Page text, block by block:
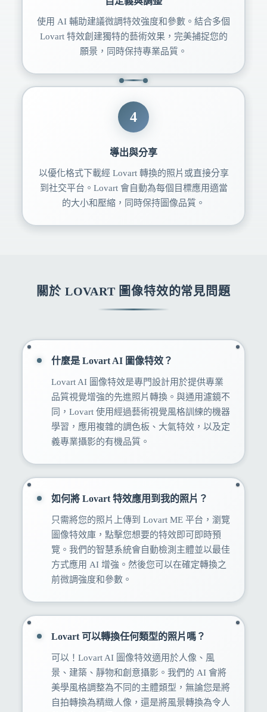
使用 AI 輔助建議微調特效強度和參數。結合多個
Lovart 特效創建獨特的藝術效果，完美捕捉您的
願景，同時保持專業品質。
4
導出與分享
以優化格式下載經 Lovart 轉換的照片或直接分享
到社交平台。Lovart 會自動為每個目標應用適當
的大小和壓縮，同時保持圖像品質。
關於 LOVART 圖像特效的常見問題
什麼是 Lovart AI 圖像特效？
Lovart AI 圖像特效是專門設計用於提供專業
品質視覺增強的先進照片轉換。與通用濾鏡不
同，Lovart 使用經過藝術視覺風格訓練的機器
學習，應用複雜的調色板、大氣特效，以及定
義專業攝影的有機品質。
如何將 Lovart 特效應用到我的照片？
只需將您的照片上傳到 Lovart ME 平台，瀏覽
圖像特效庫，點擊您想要的特效即可即時預
覽。我們的智慧系統會自動檢測主體並以最佳
方式應用 AI 增強。然後您可以在確定轉換之
前微調強度和參數。
Lovart 可以轉換任何類型的照片嗎？
可以！Lovart AI 圖像特效適用於人像、風
景、建築、靜物和創意攝影。我們的 AI 會將
美學風格調整為不同的主體類型，無論您是將
自拍轉換為精緻人像，還是將風景轉換為令人